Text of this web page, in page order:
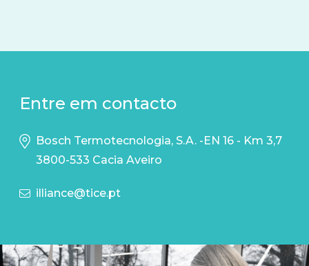
Entre em contacto
Bosch Termotecnologia, S.A. -EN 16 - Km 3,7
3800-533 Cacia Aveiro
illiance@tice.pt